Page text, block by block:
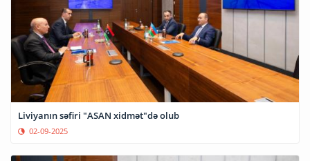
Liviyanın səfiri "ASAN xidmət"də olub
02-09-2025